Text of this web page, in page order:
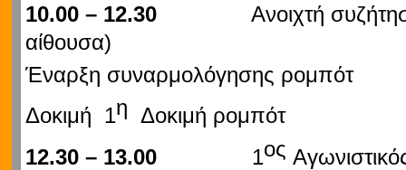
10.00 – 12.30Ανοιχτή συζήτηση
αίθουσα)
Έναρξη συναρμολόγησης ρομπότ
Δοκιμή 1η Δοκιμή ρομπότ
12.30 – 13.00 1ος